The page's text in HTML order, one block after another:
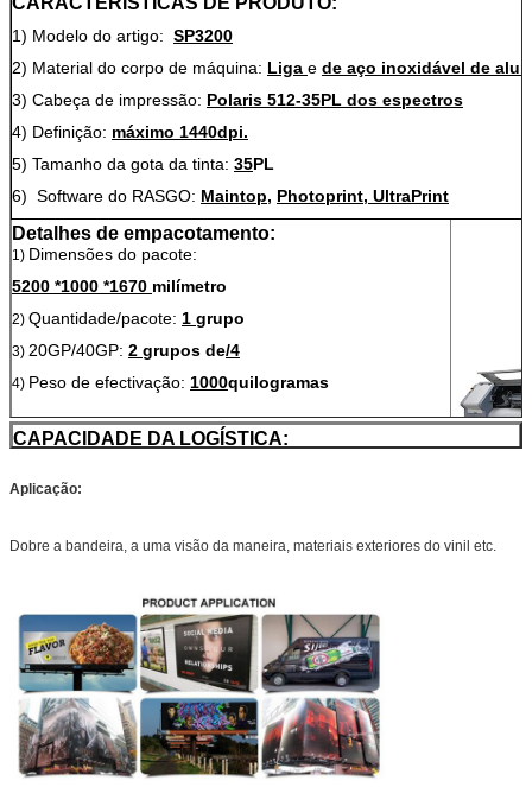
1) Modelo do artigo: SP3200
2) Material do corpo de máquina: Liga e de aço inoxidável de
3) Cabeça de impressão: Polaris 512-35PL dos espectros
4) Definição: máximo 1440dpi.
5) Tamanho da gota da tinta: 35PL
6) Software do RASGO: Maintop, Photoprint, UltraPrint
Detalhes de empacotamento:
1) Dimensões do pacote:
5200 *1000 *1670 milímetro
2) Quantidade/pacote: 1 grupo
3) 20GP/40GP: 2 grupos de/4
4) Peso de efectivação: 1000quilogramas
CAPACIDADE DA LOGÍSTICA:
para a entrega como pelo mar, pelo ar e pelo caminhão ou pelo
trem, sobre uma
Pessoal da produção: pessoal doQC158 a 168:
15
TEMPO DE ENTREGA:
1)Tempo de preparação material: Instock em qualquer altura que
2)Tempo de preparação das peças sobresselentes: Instock em
qualquer altura que
Aplicação:
Dobre a bandeira, a uma visão da maneira, materiais exteriores do vinil etc.